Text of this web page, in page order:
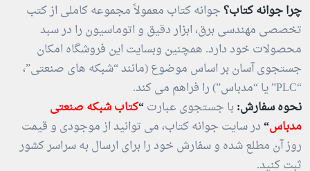
چرا جوانه کتاب؟جوانه کتاب معمولاً مجموعه کاملی از کتب
تخصصی مهندسی برق، ابزار دقیق و اتوماسیون را در سبد
محصولات خود دارد. همچنین وبسایت این فروشگاه امکان
جستجوی آسان بر اساس موضوع (مانند “شبکه های صنعتی”،
“PLC” یا “مدباس”) را فراهم می کند.
نحوه سفارش:با جستجوی عبارت“کتاب شبکه صنعتی
مدباس“در سایت جوانه کتاب، می توانید از موجودی و قیمت
روز آن مطلع شده و سفارش خود را برای ارسال به سراسر کشور
ثبت کنید.